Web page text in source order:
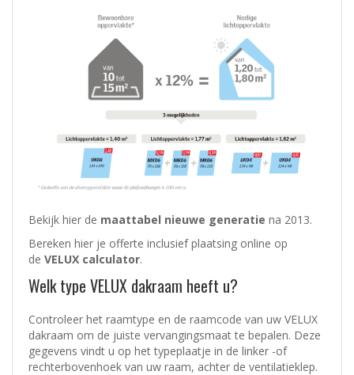
Bekijk hier de maattabel nieuwe generatie na 2013.
Bereken hier je offerte inclusief plaatsing online op
de VELUX calculator.
Welk type VELUX dakraam heeft u?
Controleer het raamtype en de raamcode van uw VELUX
dakraam om de juiste vervangingsmaat te bepalen. Deze
gegevens vindt u op het typeplaatje in de linker -of
rechterbovenhoek van uw raam, achter de ventilatieklep.